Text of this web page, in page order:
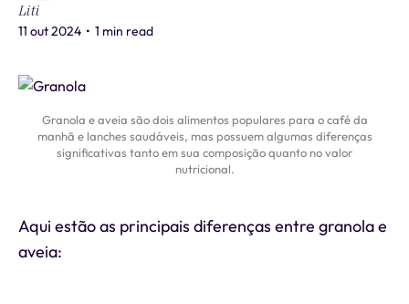
Liti
11 out 2024 • 1 min read
Granola e aveia são dois alimentos populares para o café da
manhã e lanches saudáveis, mas possuem algumas diferenças
significativas tanto em sua composição quanto no valor
nutricional.
Aqui estão as principais diferenças entre granola e
aveia: